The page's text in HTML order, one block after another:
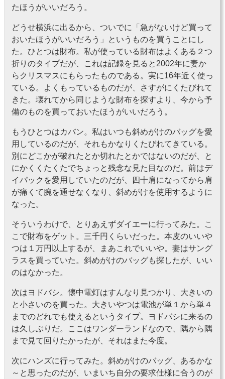
たほうがいいだろう。
どうせ横浜に出るから、ついでに「急がないけど買って
おいたほうがいいだろう」というものを買うことにし
た。ひとつは財布。私が使っている財布はよくある２つ
折りのタイプだが、これは記録を見ると2002年に妻か
らクリスマスにもらったものである。実に16年近く使っ
ている。よくもっているものだが、さすがにくたびれて
きた。壊れてから同じような財布を探すより、今から予
備のものを買っておいたほうがいいだろう。
もうひとつはカバン。私はいつも斜めがけのバッグを愛
用しているのだが、それもかなりくたびれてきている。
別にどこかが破れたとか切れたとかではないのだが、と
にかくくたくたでちょっと残念な見た目なのだ。前はデ
イパックを愛用していたのだが、四十肩になってから肩
が痛くて腕を通せなくなり、斜めがけを使用するように
なった。
そういうわけで、とりあえずダイエーに行ってみた。こ
こで財布をゲット。三千円くらいだった。本皮のいいや
つは１万円以上するが、まあこれでいいや。妻はサング
ラスを買っていた。斜めがけのバッグも探したが、いい
のはなかった。
次はヨドバシ。懐中電灯はすんなり見つかり、大きいの
と小さいのを買った。大きいやつは電池が単１から単４
までのどれでも使えるというタイプ。ヨドバシに来るの
は久しぶりだ。ここはワンダーランドなので、隅から隅
まで見て回りたかったが、それはまた今度。
次にハンズに行ってみた。斜めがけのバッグ、あるかな
～と思ったのだが、いまいち自分の要求仕様に合うのが